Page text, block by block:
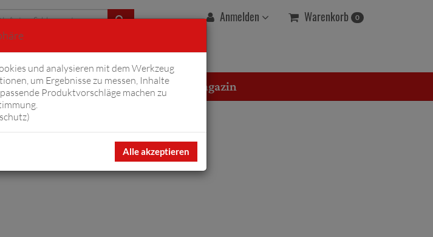
Anmelden Warenkorb 0
Komplizen Overton Magazin
und analysieren mit dem Werkzeug
um Ergebnisse zu messen, Inhalte
Produktvorschläge machen zu
)
Alle akzeptieren